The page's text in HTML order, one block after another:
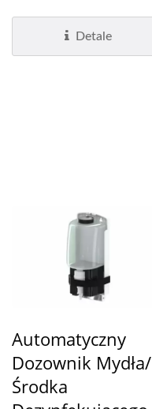
montowane za lustrem,...
Detale
Automatyczny
Dozownik Mydła/
Środka